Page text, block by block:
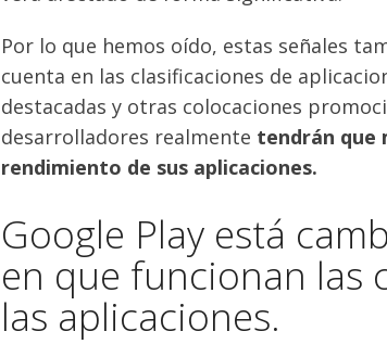
Por lo que hemos oído, estas señales
cuenta en las clasificaciones de
destacadas y otras colocaciones
desarrolladores realmente tendrán que
rendimiento de sus aplicaciones.
Google Play está
en que funcionan las
las aplicaciones.